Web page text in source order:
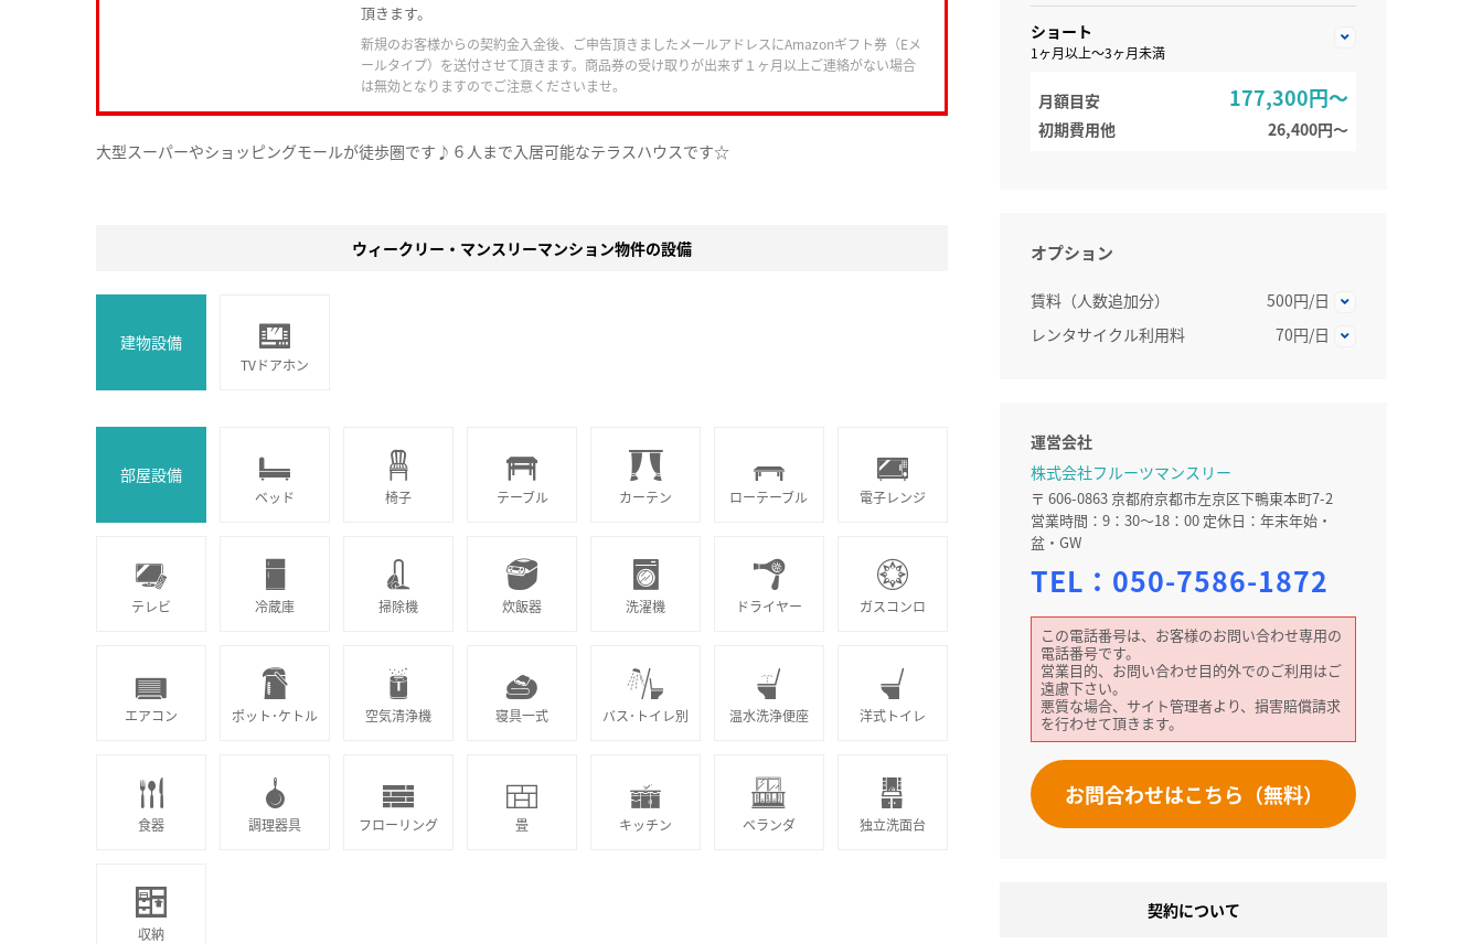
頂きます。
新規のお客様からの契約金入金後、ご申告頂きましたメールアドレスにAmazonギフト券（Eメ
ールタイプ）を送付させて頂きます。商品券の受け取りが出来ず１ヶ月以上ご連絡がない場合
は無効となりますのでご注意くださいませ。
大型スーパーやショッピングモールが徒歩圏です♪６人まで入居可能なテラスハウスです☆
ショート
1ヶ月以上～3ヶ月未満
月額目安 177,300円～
初期費用他 26,400円〜
オプション
賃料（人数追加分）
500円/日
レンタサイクル利用料
70円/日
運営会社
株式会社フルーツマンスリー
〒 606-0863 京都府京都市左京区下鴨東本町7-2
営業時間：9：30～18：00 定休日：年末年始・
盆・GW
TEL： 050-7586-1872
この電話番号は、お客様のお問い合わせ専用の
電話番号です。
営業目的、お問い合わせ目的外でのご利用はご
遠慮下さい。
悪質な場合、サイト管理者より、損害賠償請求
を行わせて頂きます。
お問合わせはこちら（無料）
契約について
ウィークリー・マンスリーマンション物件の設備
建物設備
TVドアホン
部屋設備
ベッド 椅子 テーブル カーテン ローテーブル 電子レンジ
テレビ 冷蔵庫 掃除機 炊飯器 洗濯機 ドライヤー ガスコンロ
エアコン ポット･ケトル 空気清浄機 寝具一式 バス･トイレ別 温水洗浄便座 洋式トイレ
食器 調理器具 フローリング 畳 キッチン ベランダ 独立洗面台
収納